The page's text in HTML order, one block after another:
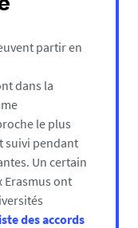
partir en
dans la
le plus
suivi pendant
Un certain
ont
des accords